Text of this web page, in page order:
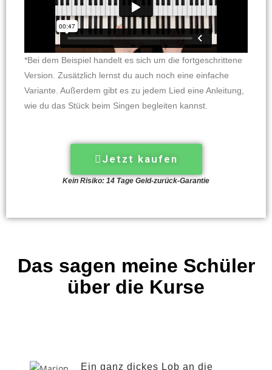
*Bei dem Beispiel handelt es sich um die fortgeschrittene
Version. Zusätzlich lernst du auch noch eine einfache
Variante. Außerdem gibt es zu jedem Lied eine Anleitung,
wie du das Stück beim Singen begleiten kannst.
Jetzt kaufen
Kein Risiko: 14 Tage Geld-zurück-Garantie
Das sagen meine Schüler
über die Kurse
Ein ganz dickes Lob an die